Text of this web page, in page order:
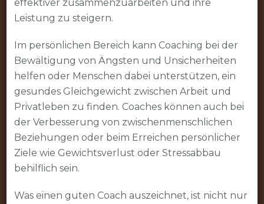
effektiver zusammenzuarbeiten und ihre
Leistung zu steigern.
Im persönlichen Bereich kann Coaching bei der
Bewältigung von Ängsten und Unsicherheiten
helfen oder Menschen dabei unterstützen, ein
gesundes Gleichgewicht zwischen Arbeit und
Privatleben zu finden. Coaches können auch bei
der Verbesserung von zwischenmenschlichen
Beziehungen oder beim Erreichen persönlicher
Ziele wie Gewichtsverlust oder Stressabbau
behilflich sein.
Was einen guten Coach auszeichnet, ist nicht nur